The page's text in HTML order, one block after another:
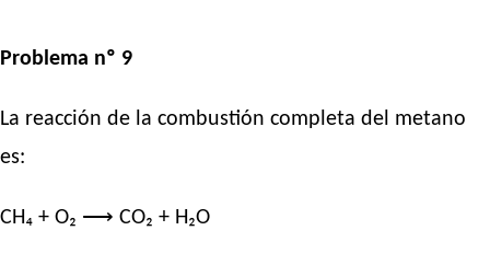
Problema nº 9
La reacción de la combustión completa del metano
es:
CH₄ + O₂ ⟶ CO₂ + H₂O